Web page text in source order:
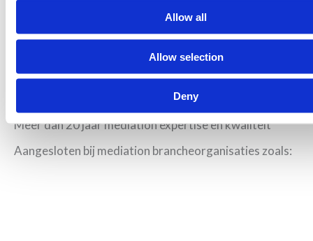
Allow all
Allow selection
Deny
Meer dan 20 jaar mediation expertise en kwaliteit
Aangesloten bij mediation brancheorganisaties zoals: